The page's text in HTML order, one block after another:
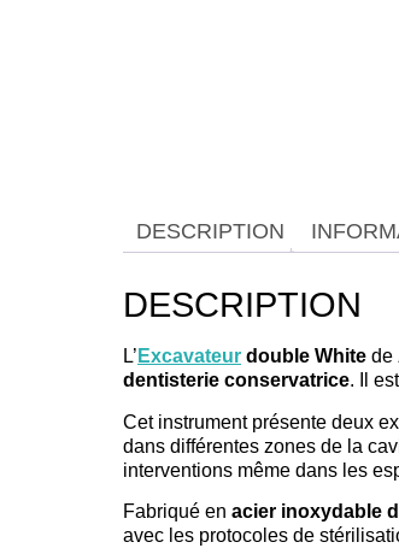
DESCRIPTION
DESCRIPTION
L’ Excavateur double White de
dentisterie conservatrice. Il
Cet instrument présente deux
dans différentes zones de la
interventions même dans les
Fabriqué en acier inoxydable
avec les protocoles de